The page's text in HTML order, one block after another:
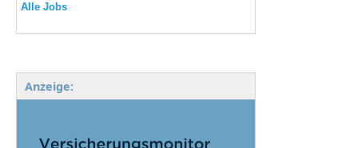
Alle Jobs
Anzeige: